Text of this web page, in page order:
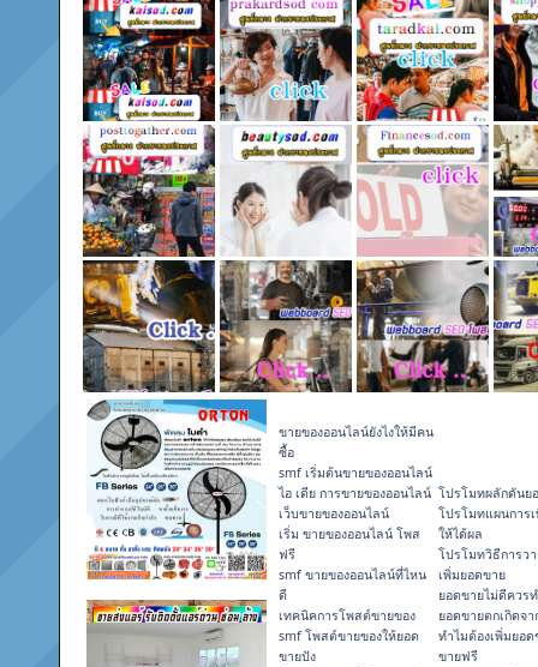
ขายของออนไลน์ยังไงให้มีคน
ซื้อ
smf เริ่มต้นขายของออนไลน์
ไอ เดีย การขายของออนไลน์
เว็บขายของออนไลน์
เริ่ม ขายของออนไลน์ โพส
ฟรี
smf ขายของออนไลน์ที่ไหน
ดี
เทคนิคการโพสต์ขายของ
smf โพสต์ขายของให้ยอด
ขายปัง
โปรโมทผลักดันย
โปรโมทแผนการ
ให้ได้ผล
โปรโมทวิธีการว
เพิ่มยอดขาย
ยอดขายไม่ดีควร
ยอดขายตกเกิดจา
ทำไมต้องเพิ่มยอด
ขายฟรี